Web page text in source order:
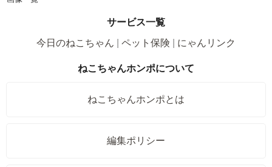
サービス一覧
今日のねこちゃん
ペット保険 にゃんリンク
ねこちゃんホンポについて
ねこちゃんホンポとは
編集ポリシー